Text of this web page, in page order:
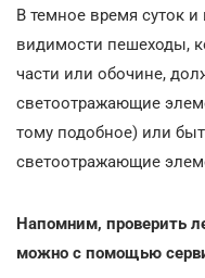
В темное время суток
видимости пешеходы,
части или обочине,
светоотражающие
тому подобное) или
светоотражающие
Напомним, проверить
можно с помощью